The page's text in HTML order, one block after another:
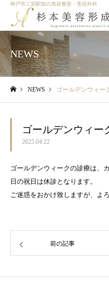
神戸市三宮駅前の美容整形・美容外科
NEWS
NEWS ゴールデンウィー
ゴールデンウィー
2025.04.22
ゴールデンウィークの診療は、
日の祝日は休診となります。
ご迷惑をおかけ致しますが、よ
前の記事